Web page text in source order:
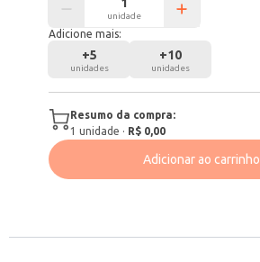
unidade
Adicione mais:
+5
unidades
+10
unidades
Resumo da compra:
1 unidade · R$ 0,00
Adicionar ao carrinho